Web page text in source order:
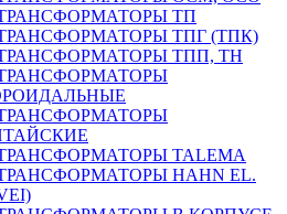
ТП
ТПГ (ТПК)
ТПП, ТН
TALEMA
HAHN EL.